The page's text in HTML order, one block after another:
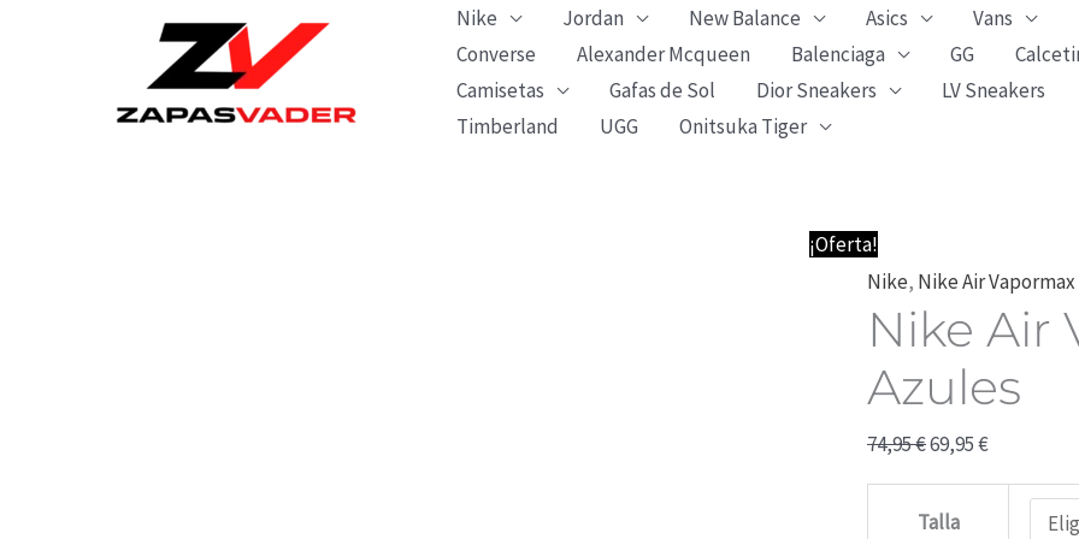
Nike Jordan New Balance Asics
Vans
Converse
Alexander Mcqueen Balenciaga GG
Camisetas
Gafas de Sol Dior Sneakers
LV Sneakers
Timberland
UGG Onitsuka Tiger
¡Oferta!
Nike, Nike Air Vapormax
Nike Air
Azules
74,95€
precio
original
era:
74,95 €.
69,95€
precio
actual
es:
69,95 €.
Talla
Air
Vapormax
Negras
y